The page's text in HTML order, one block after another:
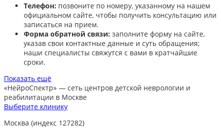
Телефон: позвоните по номеру, указанному на нашем
официальном сайте, чтобы получить консультацию или
записаться на прием.​
Форма обратной связи: заполните форму на сайте,
указав свои контактные данные и суть обращения;
наши специалисты свяжутся с вами в кратчайшие
сроки.​
Показать ещё
«НейроСпектр» — сеть центров детской неврологии и
реабилитации в Москве
Выберите клинику
Москва (индекс 127282)